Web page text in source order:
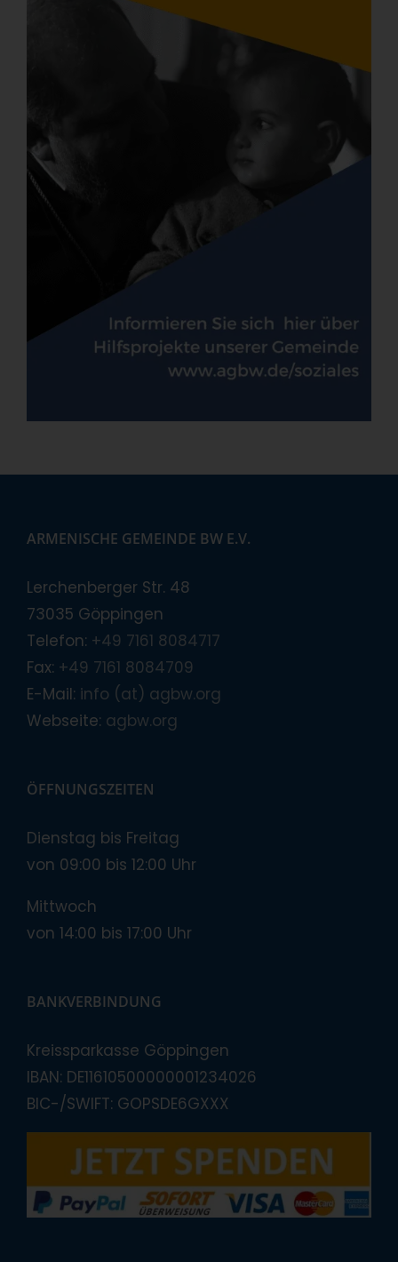
ARMENISCHE GEMEINDE BW E.V.
Lerchenberger Str. 48
73035 Göppingen
Telefon: +49 7161 8084717
Fax: +49 7161 8084709
E-Mail: info (at) agbw.org
Webseite: agbw.org
ÖFFNUNGSZEITEN
Dienstag bis Freitag
von 09:00 bis 12:00 Uhr
Mittwoch
von 14:00 bis 17:00 Uhr
BANKVERBINDUNG
Kreissparkasse Göppingen
IBAN: DE11610500000001234026
BIC-/SWIFT: GOPSDE6GXXX